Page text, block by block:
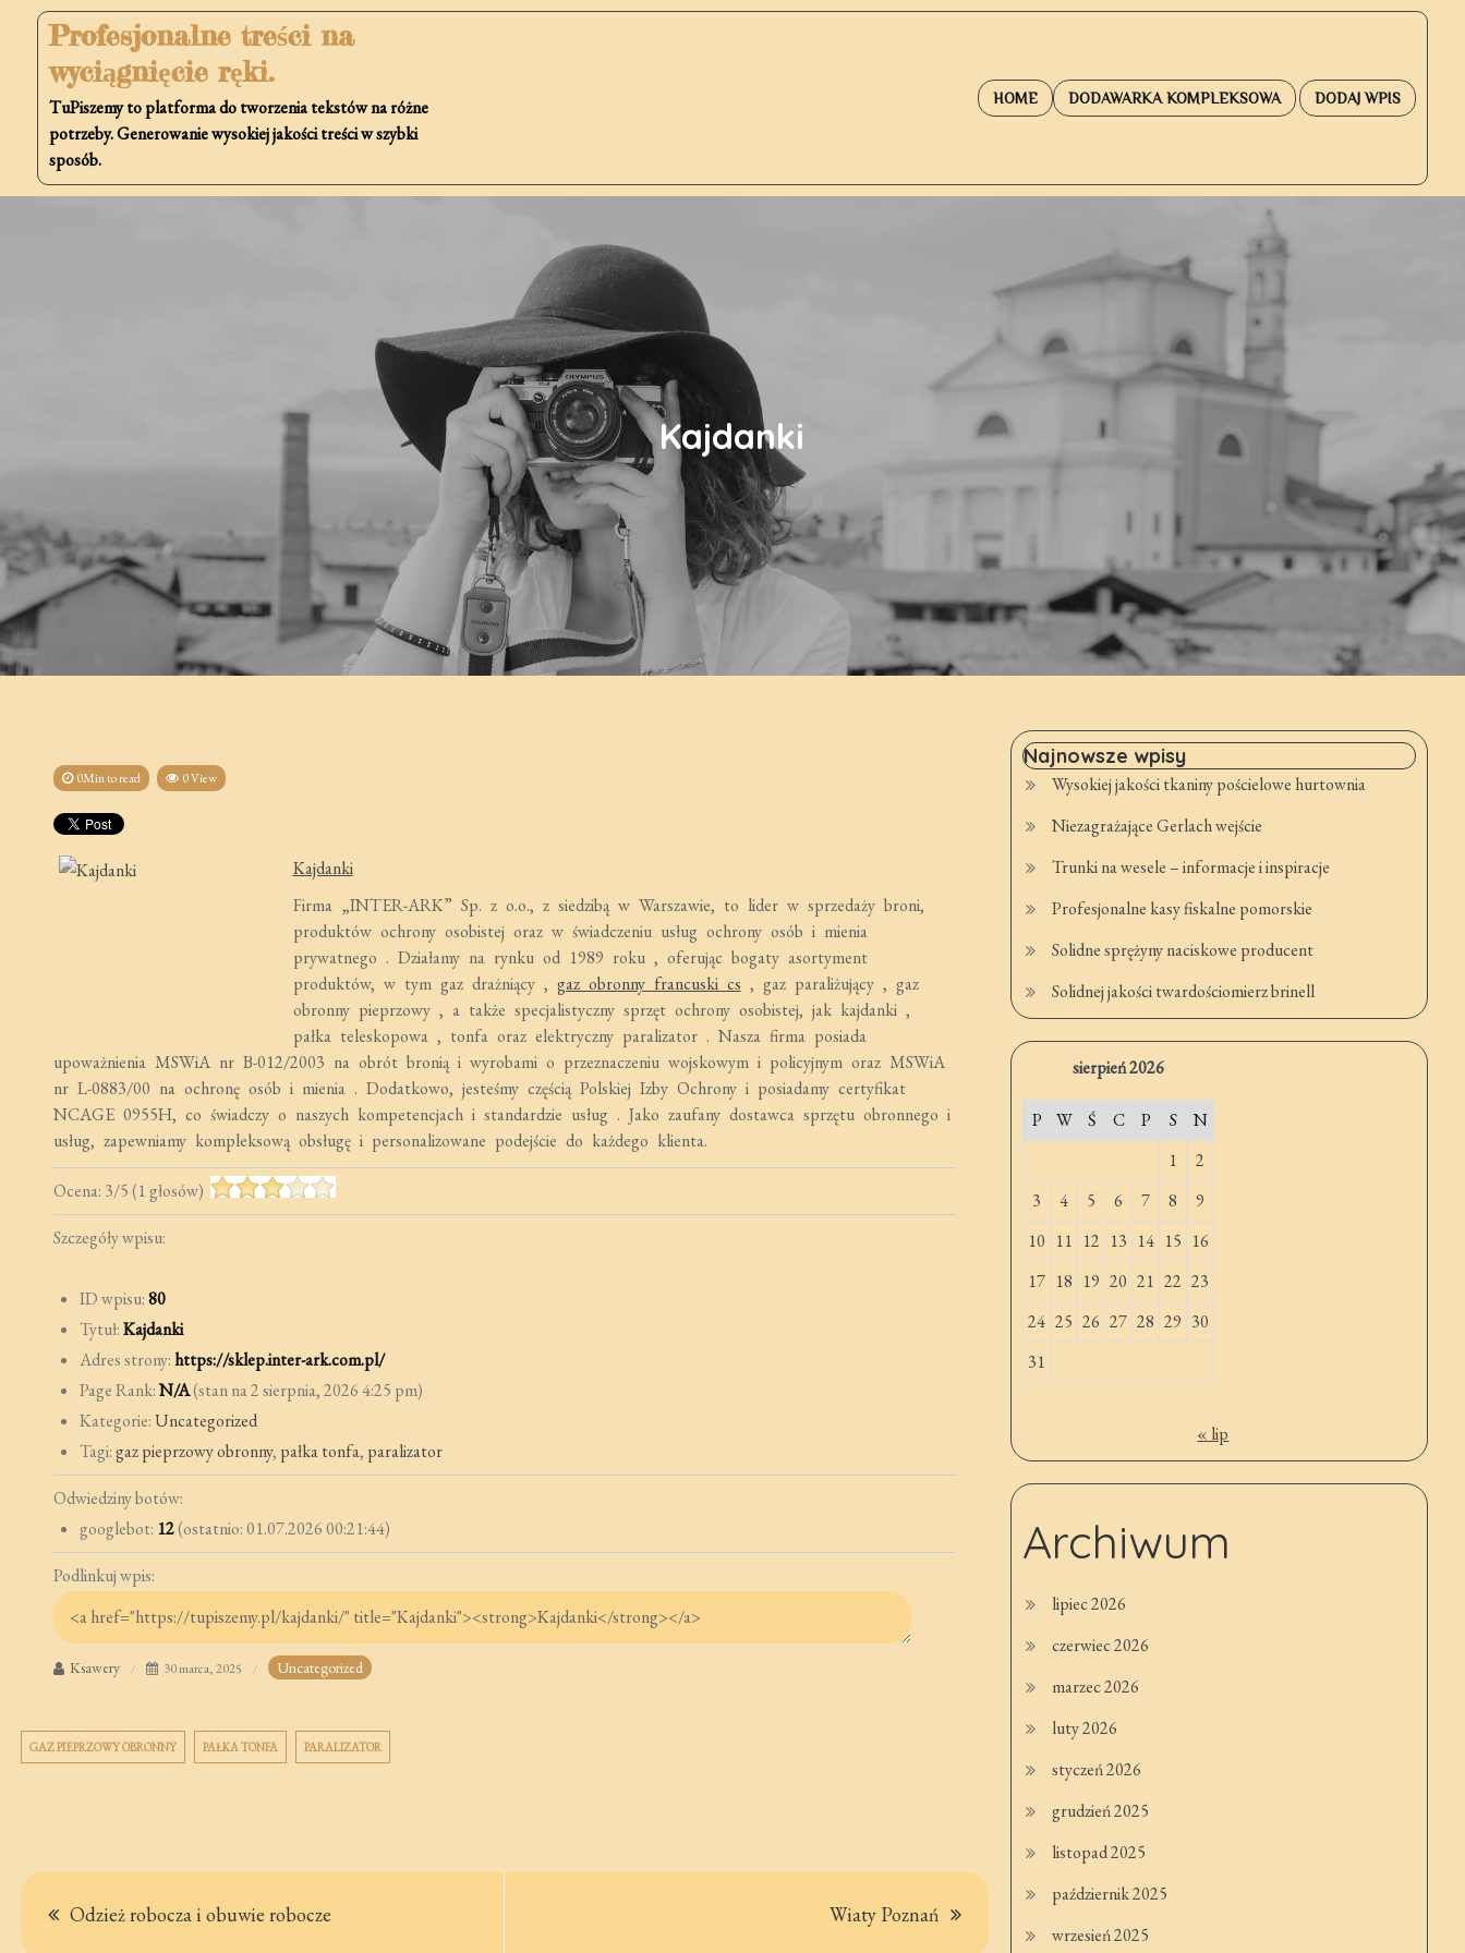
content
Profesjonalne treści na
wyciągnięcie ręki.
TuPiszemy to platforma do tworzenia tekstów na różne
potrzeby. Generowanie wysokiej jakości treści w szybki
sposób.
HOME DODAWARKA KOMPLEKSOWA DODAJ WPIS
Kajdanki
0Min to read 0 View
Kajdanki
Firma „INTER-ARK” Sp. z o.o., z siedzibą w Warszawie, to lider w sprzedaży broni,
produktów ochrony osobistej oraz w świadczeniu usług ochrony osób i mienia
prywatnego . Działamy na rynku od 1989 roku , oferując bogaty asortyment
produktów, w tym gaz drażniący , gaz obronny francuski cs , gaz paraliżujący , gaz
obronny pieprzowy , a także specjalistyczny sprzęt ochrony osobistej, jak kajdanki ,
pałka teleskopowa , tonfa oraz elektryczny paralizator . Nasza firma posiada
upoważnienia MSWiA nr B-012/2003 na obrót bronią i wyrobami o przeznaczeniu wojskowym i policyjnym oraz MSWiA
nr L-0883/00 na ochronę osób i mienia . Dodatkowo, jesteśmy częścią Polskiej Izby Ochrony i posiadamy certyfikat
NCAGE 0955H, co świadczy o naszych kompetencjach i standardzie usług . Jako zaufany dostawca sprzętu obronnego i
usług, zapewniamy kompleksową obsługę i personalizowane podejście do każdego klienta.
Ocena: 3/5(1głosów)
Szczegóły wpisu:
ID wpisu:80
Tytuł:Kajdanki
Adres strony:https://sklep.inter-ark.com.pl/
Page Rank:N/A(stan na 2 sierpnia, 2026 4:25 pm)
Kategorie:Uncategorized
Tagi:gaz pieprzowy obronny, pałka tonfa, paralizator
Odwiedziny botów:
googlebot: 12(ostatnio: 01.07.2026 00:21:44)
Podlinkuj wpis:
Ksawery 30 marca, 2025 Uncategorized
GAZ PIEPRZOWY OBRONNY PAŁKA TONFA PARALIZATOR
Nawigacja
Odzież robocza i obuwie robocze Wiaty Poznań
Najnowsze wpisy
Wysokiej jakości tkaniny pościelowe hurtownia
Niezagrażające Gerlach wejście
Trunki na wesele – informacje i inspiracje
Profesjonalne kasy fiskalne pomorskie
Solidne sprężyny naciskowe producent
Solidnej jakości twardościomierz brinell
sierpień 2026
P W Ś C P S
N
1
2
3
4 5 6 7 8
9
10 11 12 13 14 15 16
17 18 19 20 21 22 23
24 25 26 27 28 29 30
31
« lip
Archiwum
lipiec 2026
czerwiec 2026
marzec 2026
luty 2026
styczeń 2026
grudzień 2025
listopad 2025
październik 2025
wrzesień 2025